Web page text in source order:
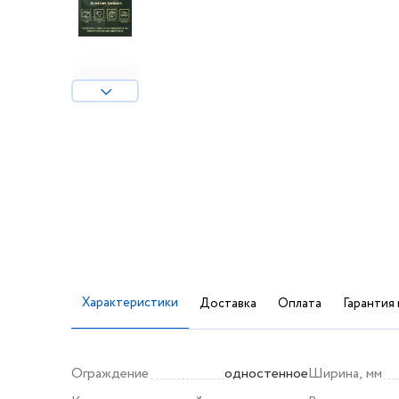
Характеристики Доставка Оплата
Ограждение
одностенноеШирина, мм